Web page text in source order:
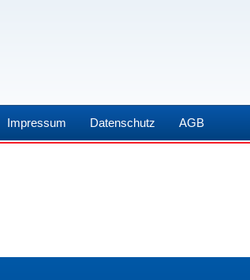
Impressum Datenschutz AGB